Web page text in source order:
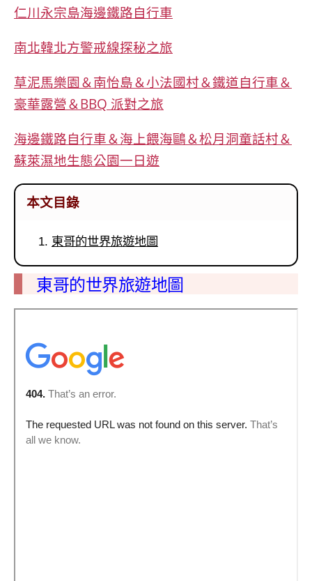
仁川永宗島海邊鐵路自行車
南北韓北方警戒線探秘之旅
草泥馬樂園＆南怡島＆小法國村＆鐵道自行車＆
豪華露營＆BBQ 派對之旅
海邊鐵路自行車＆海上餵海鷗＆松月洞童話村＆
蘇萊濕地生態公園一日遊
本文目錄
東哥的世界旅遊地圖
東哥的世界旅遊地圖